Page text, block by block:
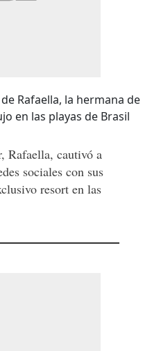
Rafaella, cautivó a
sociales con sus
resort en las